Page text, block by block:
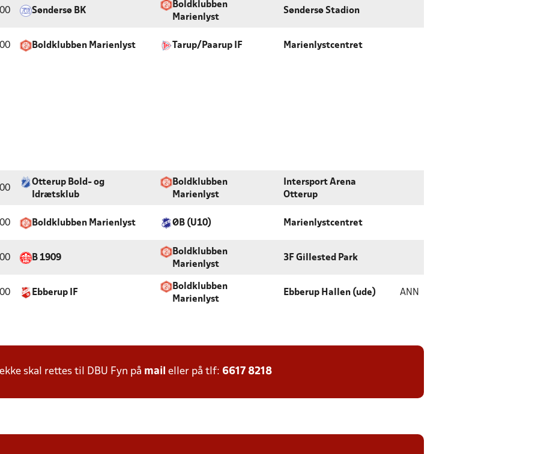
Søndersø BK
Boldklubben
Marienlyst
Søndersø Stadion
Boldklubben Marienlyst Tarup/Paarup IF Marienlystcentret
Otterup Bold- og
Idrætsklub
Boldklubben
Marienlyst
Intersport Arena
Otterup
Boldklubben Marienlyst ØB (U10) Marienlystcentret
B 1909
Boldklubben
Marienlyst
3F Gillested Park
Ebberup IF
Boldklubben
Marienlyst
Ebberup Hallen (ude) ANN
skal rettes til DBU Fyn på mail eller på tlf: 6617 8218